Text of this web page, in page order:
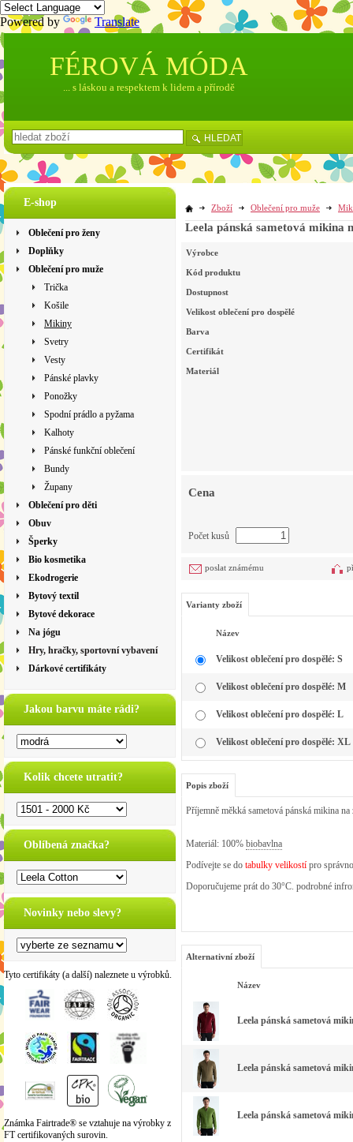
Powered by Translate
E-shop
Oblečení pro ženy
Doplňky
Oblečení pro muže
Trička
Košile
Mikiny
Svetry
Vesty
Pánské plavky
Ponožky
Spodní prádlo a pyžama
Kalhoty
Pánské funkční oblečení
Bundy
Župany
Oblečení pro děti
Obuv
Šperky
Bio kosmetika
Ekodrogerie
Bytový textil
Bytové dekorace
Na jógu
Hry, hračky, sportovní vybavení
Dárkové certifikáty
Jakou barvu máte rádi?
Kolik chcete utratit?
Oblíbená značka?
Novinky nebo slevy?
Tyto certifikáty (a další) naleznete u výrobků.
Známka Fairtrade® se vztahuje na výrobky z
FT certifikovaných surovin.
Zboží Oblečení pro muže
Leela pánská sametová mikina
Výrobce
Kód produktu
Dostupnost
Velikost oblečení pro dospělé
Barva
Certifikát
Materiál
Cena
Počet kusů
poslat známému
Varianty zboží
Název
Velikost oblečení pro dospělé: S
Velikost oblečení pro dospělé: M
Velikost oblečení pro dospělé: L
Velikost oblečení pro dospělé: XL
Popis zboží
Příjemně měkká sametová pánská mikina na
Materiál: 100% biobavlna
Podívejte se do tabulky velikostí pro
Doporučujeme prát do 30°C. podrobné
Alternativní zboží
Název
Leela pánská sametová
Leela pánská sametová
Leela pánská sametová
FÉROVÁ MÓDA
... s láskou a respektem k lidem a přírodě
HLEDAT